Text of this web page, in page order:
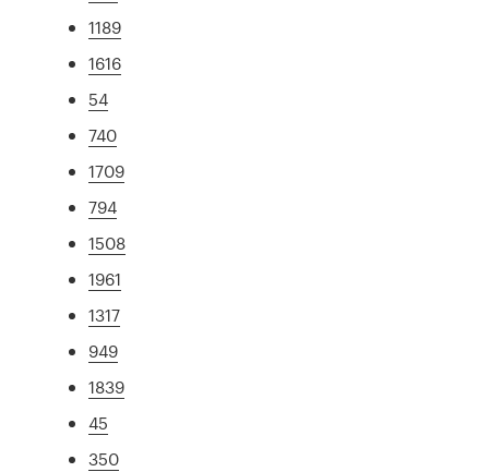
1189
1616
54
740
1709
794
1508
1961
1317
949
1839
45
350